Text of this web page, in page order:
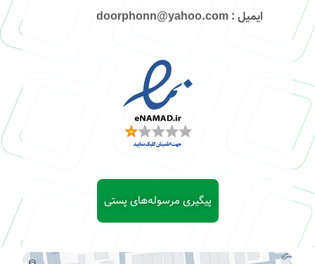
ایمیل : doorphonn@yahoo.com
پیگیری مرسوله‌های پستی